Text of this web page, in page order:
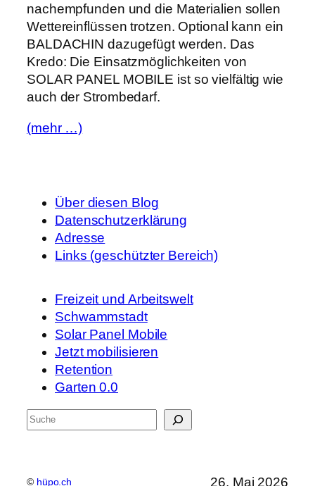
nachempfunden und die Materialien sollen
Wettereinflüssen trotzen. Optional kann ein
BALDACHIN dazugefügt werden. Das
Kredo: Die Einsatzmöglichkeiten von
SOLAR PANEL MOBILE ist so vielfältig wie
auch der Strombedarf.
(mehr …)
Über diesen Blog
Datenschutzerklärung
Adresse
Links (geschützter Bereich)
Freizeit und Arbeitswelt
Schwammstadt
Solar Panel Mobile
Jetzt mobilisieren
Retention
Garten 0.0
S
u
© hüpo.ch 26. Mai 2026